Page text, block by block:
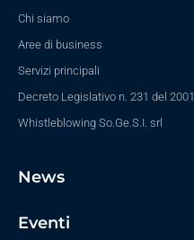
Chi siamo
Aree di business
Servizi principali
Decreto Legislativo n. 231 del 2001
Whistleblowing So.Ge.S.I. srl
News
Eventi